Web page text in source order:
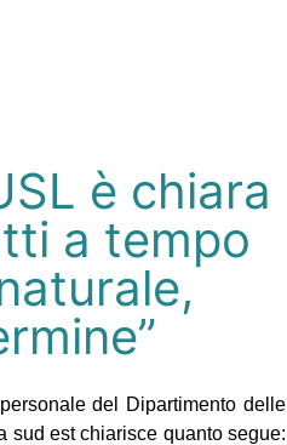
è chiara
a tempo
del Dipartimento delle
sud est chiarisce quanto segue: